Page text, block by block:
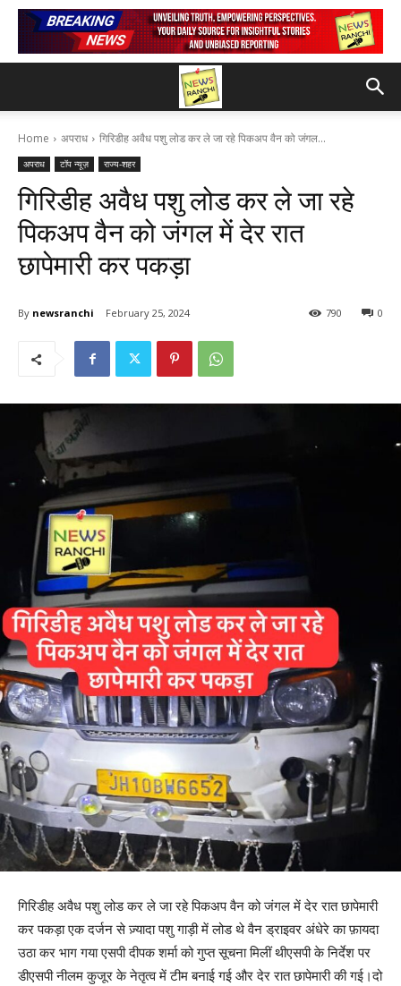
Home अपराध गिरिडीह अवैध पशु लोड कर ले जा रहे पिकअप वैन को जंगल...
अपराध टॉप न्यूज़ राज्य-शहर
गिरिडीह अवैध पशु लोड कर ले जा रहे
पिकअप वैन को जंगल में देर रात
छापेमारी कर पकड़ा
By newsranchi February 25, 2024 0
790
गिरिडीह अवैध पशु लोड कर ले जा रहे पिकअप वैन को जंगल में देर रात छापेमारी
कर पकड़ा एक दर्जन से ज़्यादा पशु गाड़ी में लोड थे वैन ड्राइवर अंधेरे का फ़ायदा
उठा कर भाग गया एसपी दीपक शर्मा को गुप्त सूचना मिलीं थीएसपी के निर्देश पर
डीएसपी नीलम कुजूर के नेतृत्व में टीम बनाई गई और देर रात छापेमारी की गई।दो